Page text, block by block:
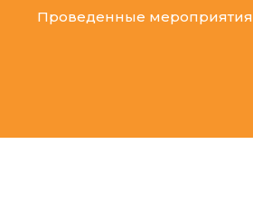
Проведенные мероприятия